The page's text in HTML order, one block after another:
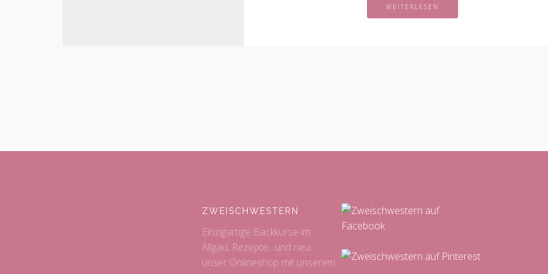
WEITERLESEN
ZWEISCHWESTERN
Einzigartige Backkurse im
Allgäu, Rezepte, und neu:
unser Onlineshop mit unserem